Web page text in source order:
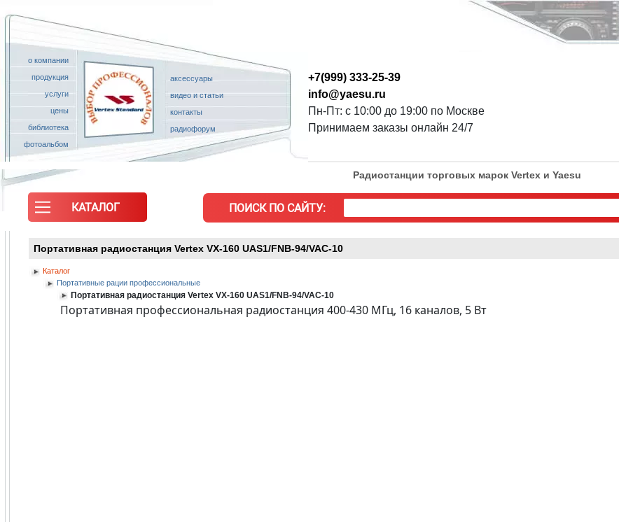
о компании
продукция
услуги
цены
библиотека
фотоальбом
аксессуары
видео и статьи
контакты
радиофорум
+7(999) 333-25-39
info@yaesu.ru
Пн-Пт: с 10:00 до 19:00 по Москве
Принимаем заказы онлайн 24/7
КАТАЛОГ
Радиостанции торговых марок Vertex и Yaesu
ПОИСК ПО САЙТУ:
Портативная радиостанция Vertex VX-160 UАS1/FNB-94/VAC-10
Каталог
Портативные рации профессиональные
Портативная радиостанция Vertex VX-160 UАS1/FNB-94/VAC-10
Портативная профессиональная радиостанция 400-430 МГц, 16 каналов, 5 Вт